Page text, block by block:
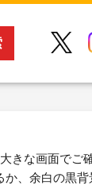
きな画面でご
、余白の黒